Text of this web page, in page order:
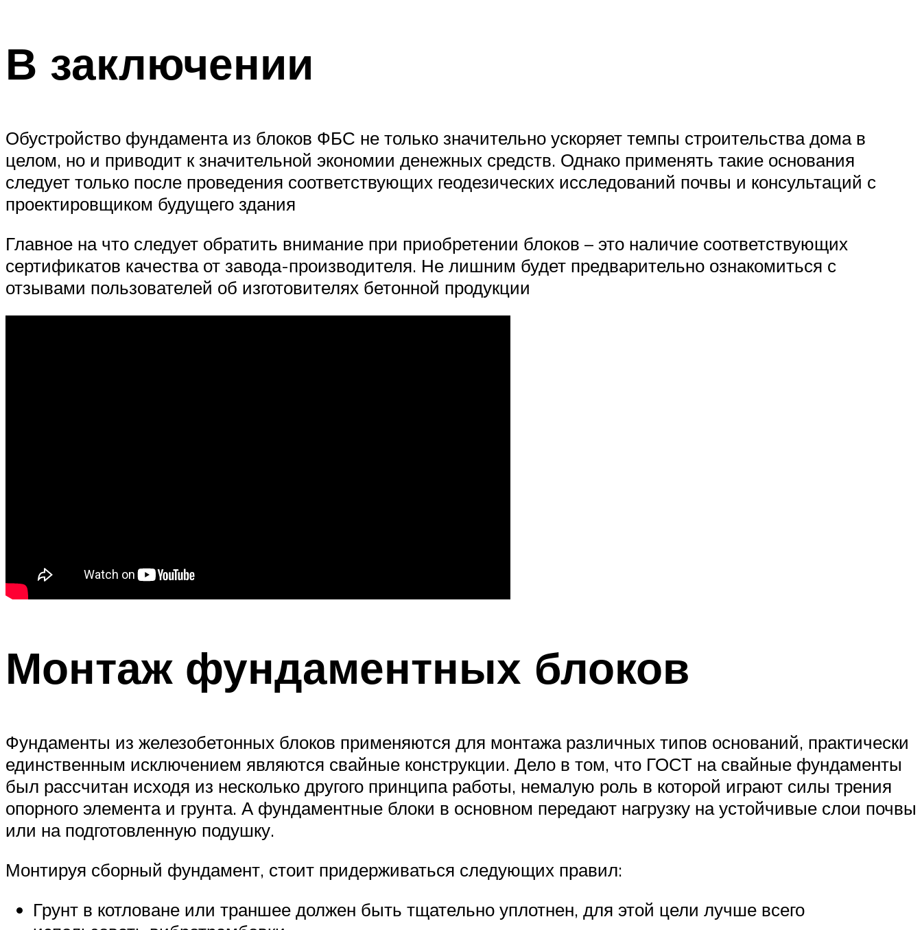
В заключении
Обустройство фундамента из блоков ФБС не только значительно ускоряет темпы строительства дома в
целом, но и приводит к значительной экономии денежных средств. Однако применять такие основания
следует только после проведения соответствующих геодезических исследований почвы и консультаций с
проектировщиком будущего здания
Главное на что следует обратить внимание при приобретении блоков – это наличие соответствующих
сертификатов качества от завода-производителя. Не лишним будет предварительно ознакомиться с
отзывами пользователей об изготовителях бетонной продукции
Монтаж фундаментных блоков
Фундаменты из железобетонных блоков применяются для монтажа различных типов оснований, практически
единственным исключением являются свайные конструкции. Дело в том, что ГОСТ на свайные фундаменты
был рассчитан исходя из несколько другого принципа работы, немалую роль в которой играют силы трения
опорного элемента и грунта. А фундаментные блоки в основном передают нагрузку на устойчивые слои почвы
или на подготовленную подушку.
Монтируя сборный фундамент, стоит придерживаться следующих правил:
Грунт в котловане или траншее должен быть тщательно уплотнен, для этой цели лучше всего